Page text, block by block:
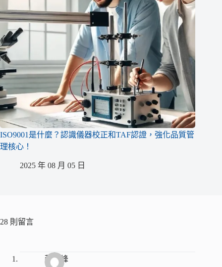
ISO9001是什麼？認識儀器校正和TAF認證，強化品質管
理核心！
2025 年 08 月 05 日
28 則留言
蔡宸峰